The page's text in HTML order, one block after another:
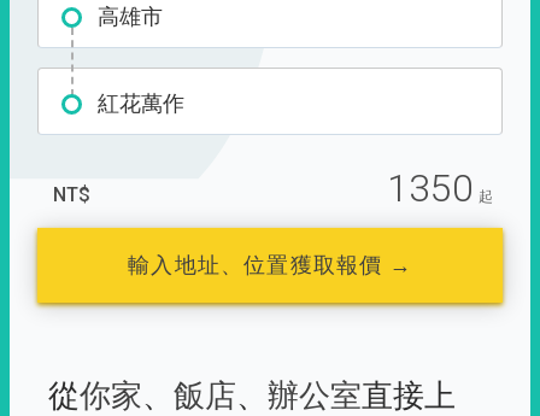
高雄市
紅花萬作
NT$ 1350 起
輸入地址、位置獲取報價 →
從你家、 飯店、 辦公室直接上